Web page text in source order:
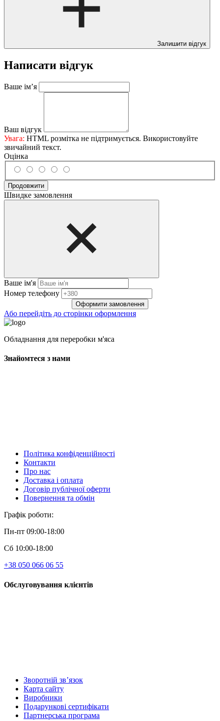
Залишити відгук
Написати відгук
Ваше ім’я
Ваш відгук
Увага: HTML розмітка не підтримується. Використовуйте
звичайний текст.
Оцінка
Продовжити
Швидке замовлення
Ваше ім'я
Нoмep тeлeфoнy
Оформити замовлення
Або перейдіть до сторінки оформлення
Обладнання для переробки м'яса
Знайомтеся з нами
Політика конфіденційності
Контакти
Про нас
Доставка і оплата
Договір публічної оферти
Повернення та обмін
Графік роботи:
Пн-пт 09:00-18:00
Сб 10:00-18:00
+38 050 066 06 55
Обслуговування клієнтів
Зворотній зв’язок
Карта сайту
Виробники
Подарункові сертифікати
Партнерська програма